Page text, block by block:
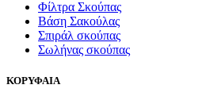
Φίλτρα Σκούπας
Βάση Σακούλας
Σπιράλ σκούπας
Σωλήνας σκούπας
ΚΟΡΥΦΑΙΑ